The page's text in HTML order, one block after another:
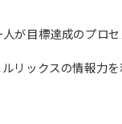
が目標達成のプロ
リックスの情報力